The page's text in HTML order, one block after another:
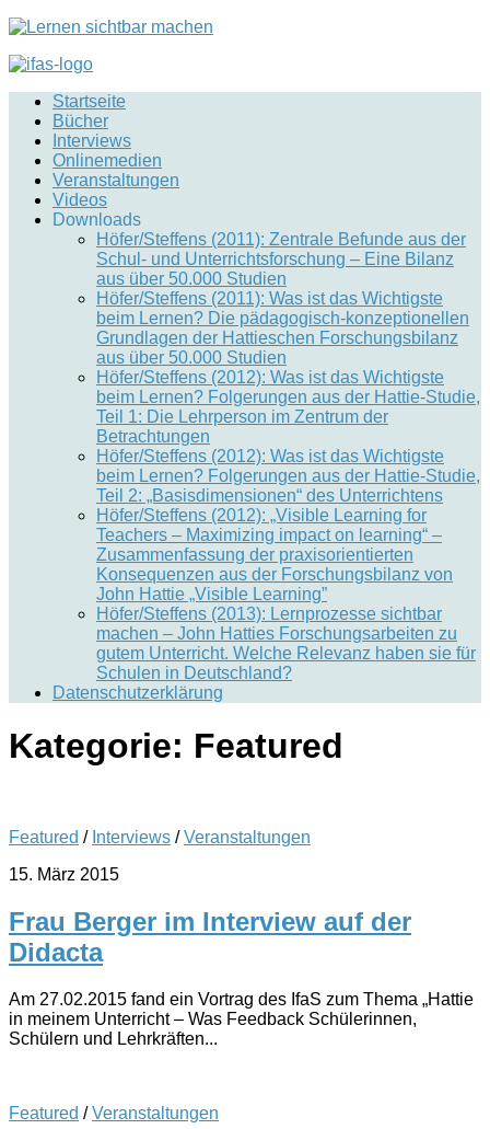
Startseite
Bücher
Interviews
Onlinemedien
Veranstaltungen
Videos
Downloads
Höfer/Steffens (2011): Zentrale Befunde aus der
Schul- und Unterrichtsforschung – Eine Bilanz
aus über 50.000 Studien
Höfer/Steffens (2011): Was ist das Wichtigste
beim Lernen? Die pädagogisch-konzeptionellen
Grundlagen der Hattieschen Forschungsbilanz
aus über 50.000 Studien
Höfer/Steffens (2012): Was ist das Wichtigste
beim Lernen? Folgerungen aus der Hattie-Studie,
Teil 1: Die Lehrperson im Zentrum der
Betrachtungen
Höfer/Steffens (2012): Was ist das Wichtigste
beim Lernen? Folgerungen aus der Hattie-Studie,
Teil 2: „Basisdimensionen“ des Unterrichtens
Höfer/Steffens (2012): „Visible Learning for
Teachers – Maximizing impact on learning“ –
Zusammenfassung der praxisorientierten
Konsequenzen aus der Forschungsbilanz von
John Hattie „Visible Learning”
Höfer/Steffens (2013): Lernprozesse sichtbar
machen – John Hatties Forschungsarbeiten zu
gutem Unterricht. Welche Relevanz haben sie für
Schulen in Deutschland?
Datenschutzerklärung
Kategorie: Featured
Featured / Interviews /Veranstaltungen
15. März 2015
Frau Berger im Interview auf der
Didacta
Am 27.02.2015 fand ein Vortrag des IfaS zum Thema „Hattie
in meinem Unterricht – Was Feedback Schülerinnen,
Schülern und Lehrkräften...
Featured /Veranstaltungen